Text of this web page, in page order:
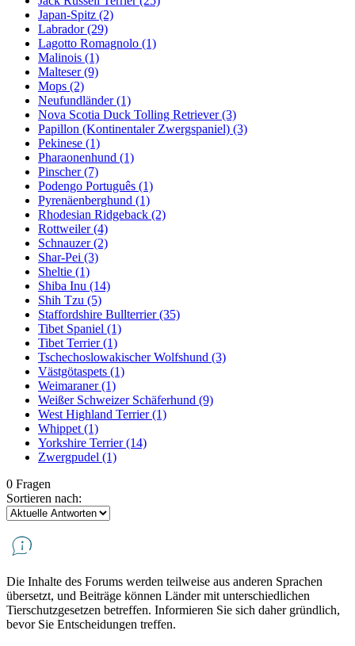
Japan-Spitz (2)
Labrador(29)
Lagotto Romagnolo (1)
Malinois (1)
Malteser(9)
Mops (2)
Neufundländer(1)
Nova Scotia Duck Tolling Retriever(3)
Papillon (Kontinentaler Zwergspaniel) (3)
Pekinese (1)
Pharaonenhund (1)
Pinscher(7)
Podengo Português (1)
Pyrenäenberghund (1)
Rhodesian Ridgeback (2)
Rottweiler(4)
Schnauzer(2)
Shar-Pei (3)
Sheltie (1)
Shiba Inu (14)
Shih Tzu (5)
Staffordshire Bullterrier(35)
Tibet Spaniel (1)
Tibet Terrier(1)
Tschechoslowakischer Wolfshund (3)
Västgötaspets (1)
Weimaraner(1)
Weißer Schweizer Schäferhund (9)
West Highland Terrier(1)
Whippet (1)
Yorkshire Terrier(14)
Zwergpudel (1)
0 Fragen
Sortieren nach:
Die Inhalte des Forums werden teilweise aus anderen Sprachen
übersetzt, und Beiträge können Länder mit unterschiedlichen
Tierschutzgesetzen betreffen. Informieren Sie sich daher gründlich,
bevor Sie Entscheidungen treffen.